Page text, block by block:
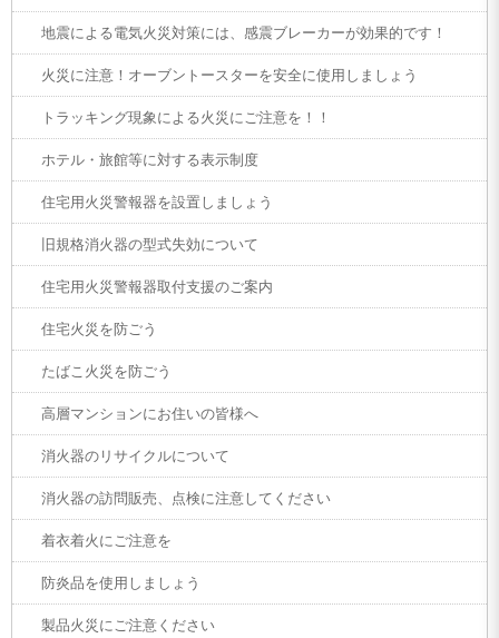
地震による電気火災対策には、感震ブレーカーが効果的です！
火災に注意！オーブントースターを安全に使用しましょう
トラッキング現象による火災にご注意を！！
ホテル・旅館等に対する表示制度
住宅用火災警報器を設置しましょう
旧規格消火器の型式失効について
住宅用火災警報器取付支援のご案内
住宅火災を防ごう
たばこ火災を防ごう
高層マンションにお住いの皆様へ
消火器のリサイクルについて
消火器の訪問販売、点検に注意してください
着衣着火にご注意を
防炎品を使用しましょう
製品火災にご注意ください